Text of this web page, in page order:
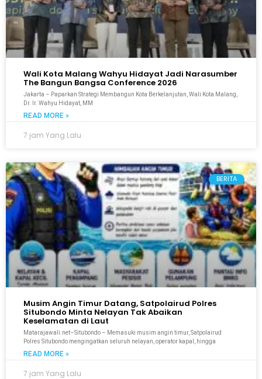
Wali Kota Malang Wahyu Hidayat Jadi Narasumber
The Bangun Bangsa Conference 2026
Jakarta – Paparkan Strategi Membangun Kota Berkelanjutan, Wali Kota Malang,
Dr. Ir. Wahyu Hidayat, MM
READ MORE »
7 jam Yang Lalu
BERITA
Musim Angin Timur Datang, Satpolairud Polres
Situbondo Minta Nelayan Tak Abaikan
Keselamatan di Laut
Matarajawali.net–Situbondo – Memasuki musim angin timur, Satpolairud
Polres Situbondo mengingatkan seluruh nelayan, operator kapal, hingga
READ MORE »
7 jam Yang Lalu